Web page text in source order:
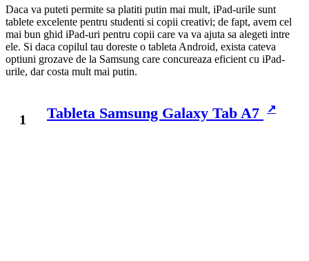
Daca va puteti permite sa platiti putin mai mult, iPad-urile sunt
tablete excelente pentru studenti si copii creativi; de fapt, avem cel
mai bun ghid iPad-uri pentru copii care va va ajuta sa alegeti intre
ele. Si daca copilul tau doreste o tableta Android, exista cateva
optiuni grozave de la Samsung care concureaza eficient cu iPad-
urile, dar costa mult mai putin.
Tableta Samsung Galaxy Tab A7